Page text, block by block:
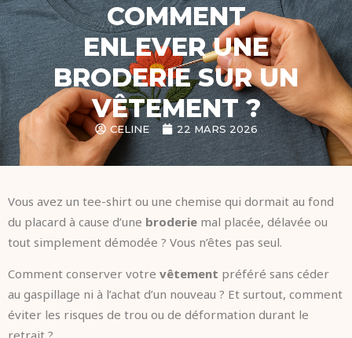
COMMENT
ENLEVER UNE
BRODERIE SUR UN
VÊTEMENT ?
CELINE 22 MARS 2026
Vous avez un tee-shirt ou une chemise qui dormait au fond
du placard à cause d’une broderie mal placée, délavée ou
tout simplement démodée ? Vous n’êtes pas seul.
Comment conserver votre vêtement préféré sans céder
au gaspillage ni à l’achat d’un nouveau ? Et surtout, comment
éviter les risques de trou ou de déformation durant le